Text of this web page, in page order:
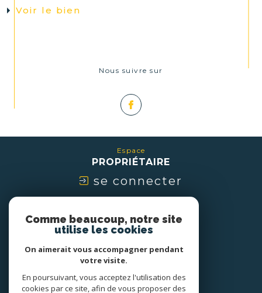
Voir le bien
Nous suivre sur
Espace
PROPRIÉTAIRE
se connecter
ADHÉRONS
Comme beaucoup, notre site
utilise les cookies
On aimerait vous accompagner pendant
votre visite.
En poursuivant, vous acceptez l'utilisation des
cookies par ce site, afin de vous proposer des